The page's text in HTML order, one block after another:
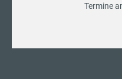
Termine